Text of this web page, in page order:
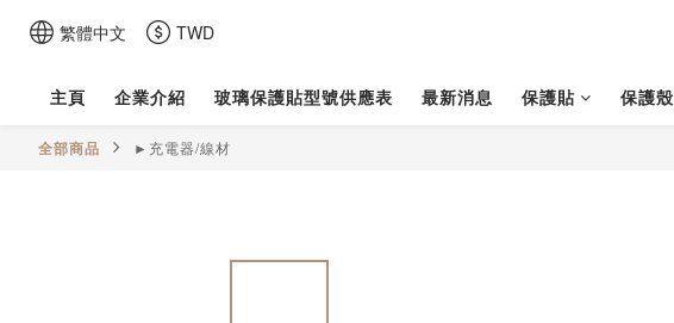
繁體中文 TWD
主頁 企業介紹 玻璃保護貼型號供應表 最新消息 保護貼 保護殼
全部商品 ►充電器/線材